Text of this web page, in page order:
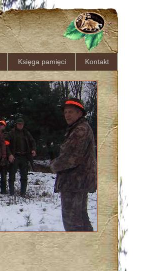
Księga pamięci Kontakt